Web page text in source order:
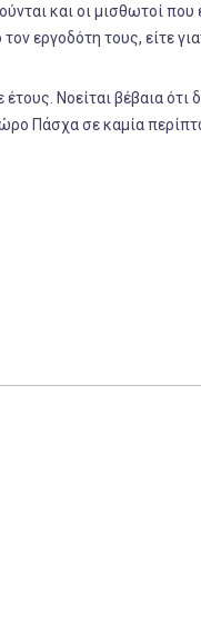
και οι μισθωτοί
εργοδότη τους, είτε
Νοείται βέβαια ότι
Πάσχα σε καμία